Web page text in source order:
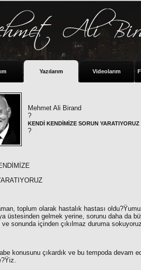
Yazılarım Videolarım
Mehmet Ali Birand
?
KENDİ KENDİMİZE SORUN YARATIYORUZ
?
toplum olarak hastalık hastası
üstesinden gelmek yerine, sorunu daha da
ve sonunda içinden çıkılmaz duruma
konusunu çıkardık ve bu tempoda devam